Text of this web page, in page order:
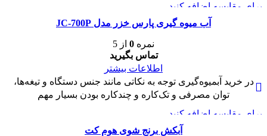
برای مقایسه اضافه کنید
مشاهده سریعآب میوه گیری پارس خزر مدل JC-700P
نمره 0 از 5
تماس بگیرید
اطلاعات بیشتر
در خرید آبمیوه‌گیری توجه به نکاتی مانند جنس دستگاه و تیغه‌ها،
توان مصرفی و تک‌کاره و چندکاره بودن بسیار مهم
برای مقایسه اضافه کنید
آبکش برنج شوی هوم کت